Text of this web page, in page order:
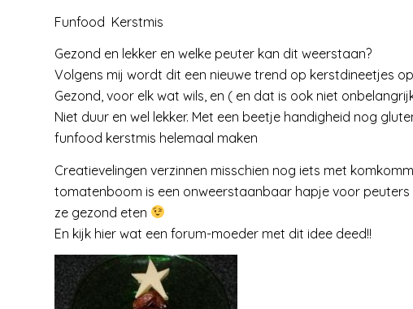
Funfood Kerstmis
Gezond en lekker en welke peuter kan dit weerstaan?
Volgens mij wordt dit een nieuwe trend op kerstdineetjes
Gezond, voor elk wat wils, en ( en dat is ook niet
Niet duur en wel lekker. Met een beetje handigheid nog
funfood kerstmis helemaal maken
Creatievelingen verzinnen misschien nog iets met
tomatenboom is een onweerstaanbaar hapje voor
ze gezond eten
En kijk hier wat een forum-moeder met dit idee deed!!